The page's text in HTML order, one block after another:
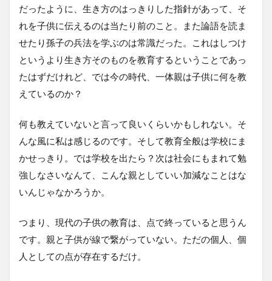
だったように、生き方のはっきりした指針があって、そ
れを子供に伝えるのは当たり前のこと。また論語を読ま
せたり孫子の兵法を学ぶのは常識だった。これはしつけ
というより生き方そのものを教育するということであっ
たはずだけれど、では今の時代、一体親は子供に何を教
えているのか？
何も教えていないと言って良いくらいかもしれない。そ
んな風に私は感じるのです。そして教育全般は学校にま
かせっきり。では学校を出たら？次は社会にもまれて勉
強しなさいなんて、こんな親としていい加減なことはな
いんじゃなかろうか。
つまり、現代の子供の教育は、点で終っていると思うん
です。親と子供が線で繋がっていない。ただの個人、個
人としての点が存在するだけ。